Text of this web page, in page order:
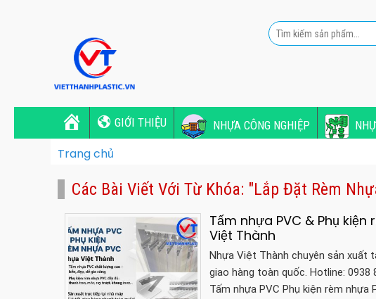
GIỚI THIỆU NHỰA CÔNG NGHIỆP
Trang chủ
Các Bài Viết Với Từ Khóa: "Lắp Đặt Rèm
Tấm nhựa PVC & Phụ
Việt Thành
Nhựa Việt Thành chuyên sản xuất
giao hàng toàn quốc. Hotline: 0938
Tấm nhựa PVC Phụ kiện rèm nhựa